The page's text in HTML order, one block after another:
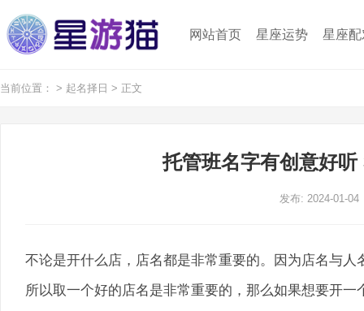
网站首页 星座运势 星座
当前位置： > 起名择日 > 正文
托管班名字有创意好
发布: 2024-01-04
不论是开什么店，店名都是非常重要的。因为店名与
所以取一个好的店名是非常重要的，那么如果想要开